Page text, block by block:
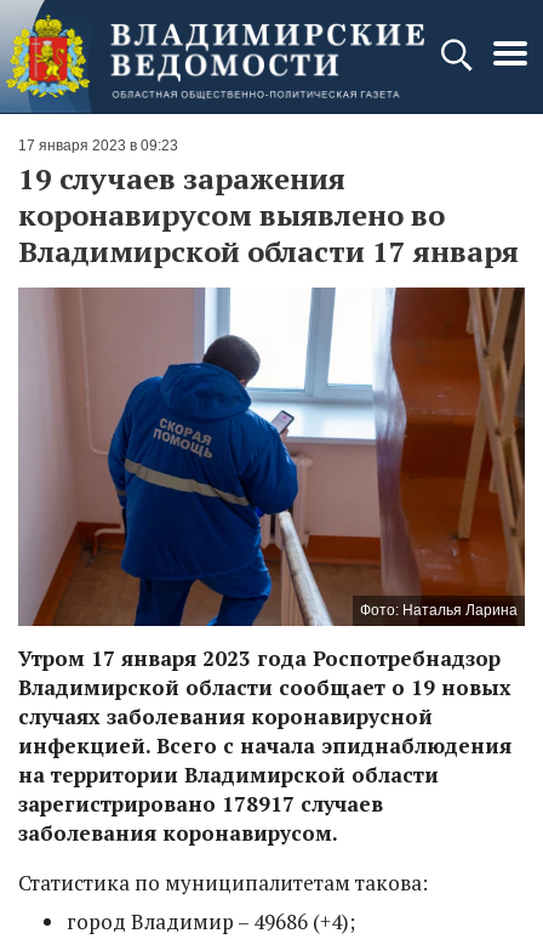
17 января 2023 в 09:23
19 случаев заражения
коронавирусом выявлено во
Владимирской области 17 января
Фото: Наталья Ларина
Утром 17 января 2023 года Роспотребнадзор
Владимирской области сообщает о 19 новых
случаях заболевания коронавирусной
инфекцией. Всего с начала эпиднаблюдения
на территории Владимирской области
зарегистрировано 178917 случаев
заболевания коронавирусом.
Статистика по муниципалитетам такова:
город Владимир – 49686 (+4);